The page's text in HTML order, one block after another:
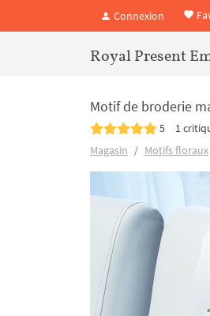
Connexion
Royal Present
Motif de broderie
5 1
Magasin
Motifs floraux